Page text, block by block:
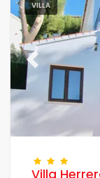
VILLA
Previous
Villa